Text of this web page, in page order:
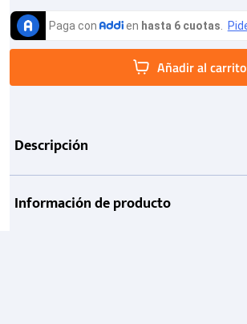
Añadir al carrito
Descripción
Información de producto